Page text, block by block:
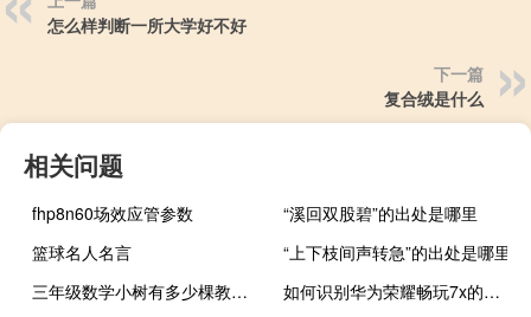
怎么样判断一所大学好不好
下一篇
复合绒是什么
相关问题
fhp8n60场效应管参数
“溪回双股碧”的出处是哪里
篮球名人名言
“上下枝间声转急”的出处是哪里
三年级数学小树有多少棵教学反思
如何识别华为荣耀畅玩7x的真伪